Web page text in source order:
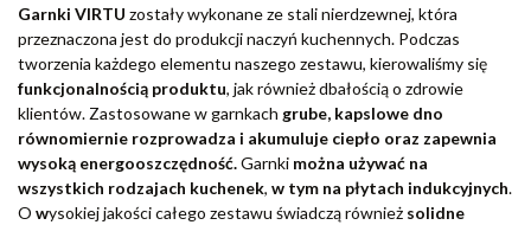
Garnki VIRTU zostały wykonane ze stali nierdzewnej, która
przeznaczona jest do produkcji naczyń kuchennych. Podczas
tworzenia każdego elementu naszego zestawu, kierowaliśmy się
funkcjonalnością produktu, jak również dbałością o zdrowie
klientów. Zastosowane w garnkach grube, kapslowe dno
równomiernie rozprowadza i akumuluje ciepło oraz zapewnia
wysoką energooszczędność.Garnki można używać na
wszystkich rodzajach kuchenek, w tym na płytach indukcyjnych.
O wysokiej jakości całego zestawu świadczą również solidne